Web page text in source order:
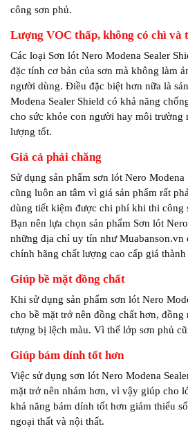
công sơn phủ.
Lượng VOC thấp, không có chì và
Các loại Sơn lót Nero Modena Sealer
đặc tính cơ bản của sơn mà không làm
người dùng. Điều đặc biệt hơn nữa là
Modena Sealer Shield có khả năng
cho sức khỏe con người hay môi trường
lượng tốt.
Giá cả phải chăng
Sử dụng sản phẩm sơn lót Nero
cũng luôn an tâm vì giá sản phẩm rất
dùng tiết kiệm được chi phí khi thi công
Bạn nên lựa chọn sản phẩm Sơn lót
những địa chỉ uy tín như Muabanson.vn
chính hãng chất lượng cao cấp giá thành
Giúp bề mặt đồng chất
Khi sử dụng sản phẩm sơn lót Nero
cho bề mặt trở nên đồng chất hơn, đồng
tượng bị lệch màu. Vì thế lớp sơn phủ
Giúp bám dính tốt hơn
Việc sử dụng sơn lót Nero Modena
mặt trở nên nhám hơn, vì vậy giúp cho
khả năng bám dính tốt hơn giảm thiểu
ngoại thất và nội thất.